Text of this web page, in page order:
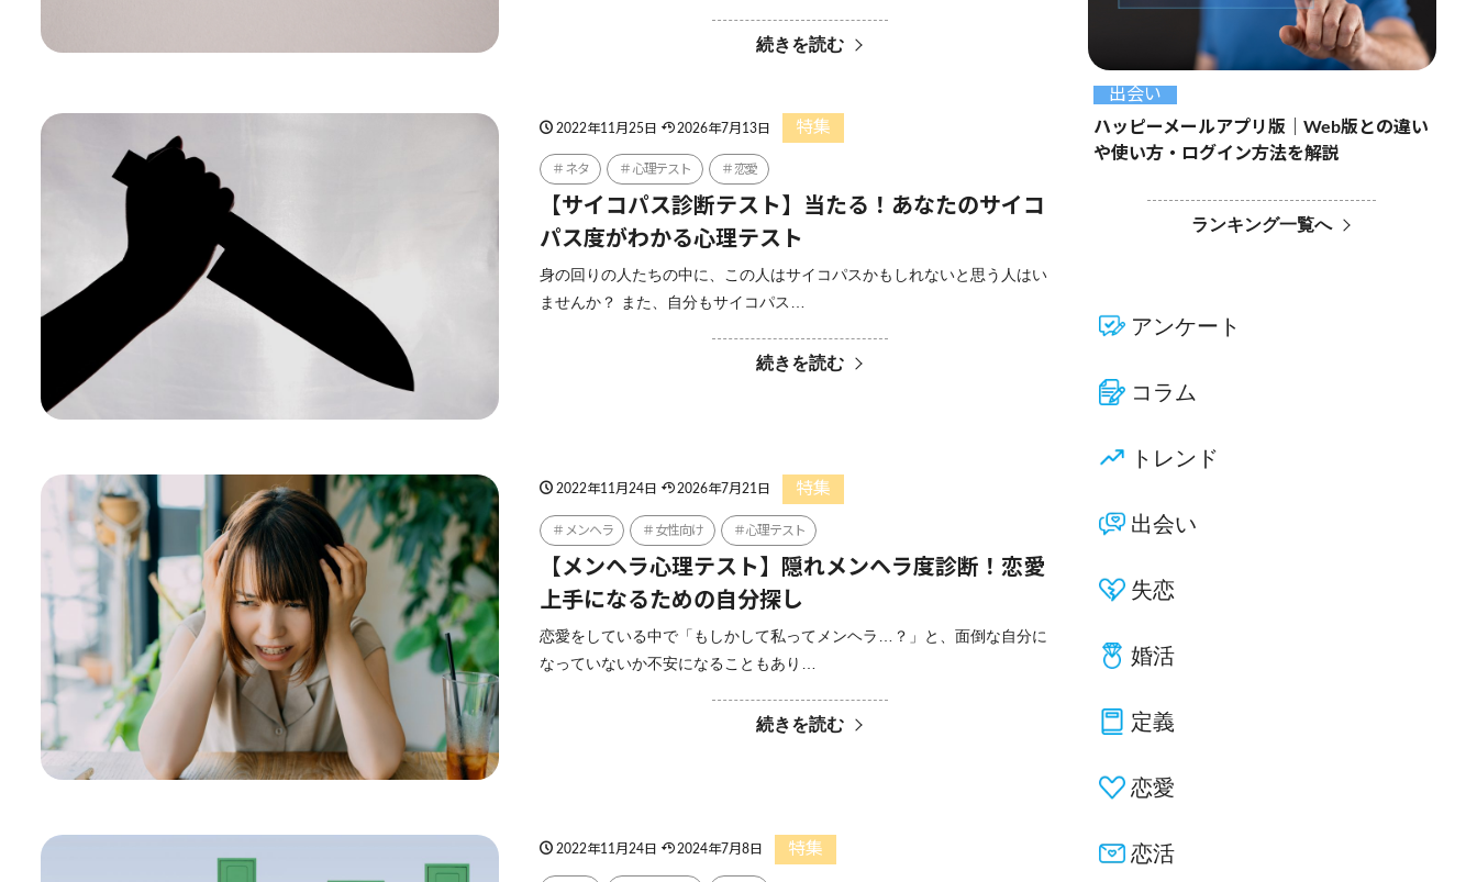
続きを読む
2022年11月25日 2026年7月13日 特集
ネタ 心理テスト 恋愛
【サイコパス診断テスト】当たる！あなたのサイコ
パス度がわかる心理テスト
身の回りの人たちの中に、この人はサイコパスかもしれないと思う人はい
ませんか？ また、自分もサイコパス…
続きを読む
2022年11月24日 2026年7月21日 特集
メンヘラ 女性向け 心理テスト
【メンヘラ心理テスト】隠れメンヘラ度診断！恋愛
上手になるための自分探し
恋愛をしている中で「もしかして私ってメンヘラ…？」と、面倒な自分に
なっていないか不安になることもあり…
続きを読む
2022年11月24日 2024年7月8日 特集
出会い
ハッピーメールアプリ版｜Web版との違い
や使い方・ログイン方法を解説
ランキング一覧へ
アンケート
コラム
トレンド
出会い
失恋
婚活
定義
恋愛
恋活